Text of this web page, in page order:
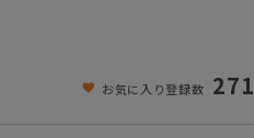
お気に入り登録数 271